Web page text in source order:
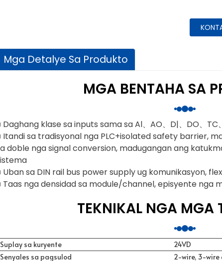
Mga Detalye Sa Produkto
MGA BENTAHA SA
Daghang klase sa inputs sama sa Al、AO、D|、DO、
Itandi sa tradisyonal nga PLC+isolated safety barrier,
doble nga signal conversion, madugangan ang
Uban sa DIN rail bus power supply ug komunikasyon,
Taas nga densidad sa module/channel, episyente nga
TEKNIKAL NGA MGA
Suplay sa kuryente
24VD
Senyales sa pagsulod
2-wire, 3-wire